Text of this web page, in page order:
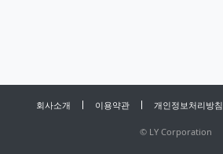
회사소개 이용약관 개인정보처리방침
© LY Corporation